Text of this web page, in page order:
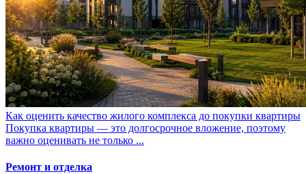
Как оценить качество жилого комплекса до покупки квартиры
Покупка квартиры — это долгосрочное вложение, поэтому
важно оценивать не только ...
Ремонт и отделка